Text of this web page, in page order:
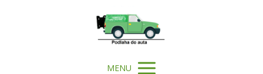
MENU